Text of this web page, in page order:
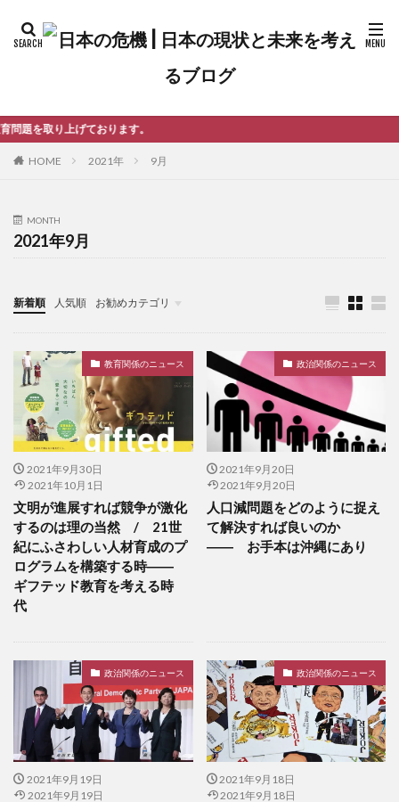
ます。
HOME 2021年 9月
MONTH
2021年9月
新着順 人気順 お勧めカテゴリ
未分類
教育関係のニュース
2021年9月30日
2021年10月1日
文明が進展すれば競争が激化
するのは理の当然 / 21世
紀にふさわしい人材育成のプ
ログラムを構築する時――
ギフテッド教育を考える時
代
政治関係のニュース
2021年9月20日
2021年9月20日
人口減問題をどのように捉え
て解決すれば良いのか
―― お手本は沖縄にあり
政治関係のニュース
2021年9月19日
2021年9月19日
政治関係のニュース
2021年9月18日
2021年9月18日